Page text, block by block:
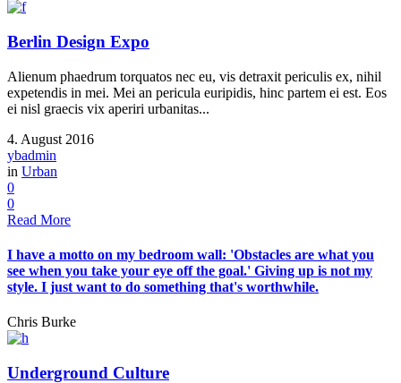
Berlin Design Expo
Alienum phaedrum torquatos nec eu, vis detraxit periculis ex, nihil
expetendis in mei. Mei an pericula euripidis, hinc partem ei est. Eos
ei nisl graecis vix aperiri urbanitas...
4. August 2016
ybadmin
in Urban
0
0
Read More
I have a motto on my bedroom wall: 'Obstacles are what you
see when you take your eye off the goal.' Giving up is not my
style. I just want to do something that's worthwhile.
Chris Burke
Underground Culture